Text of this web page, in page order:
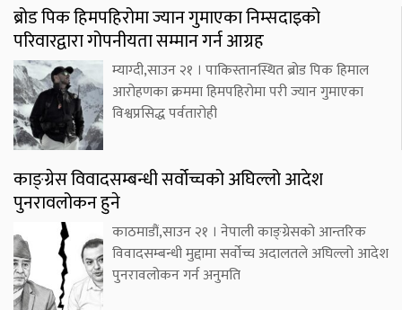
ब्रोड पिक हिमपहिरोमा ज्यान गुमाएका निम्सदाइको
परिवारद्वारा गोपनीयता सम्मान गर्न आग्रह
म्याग्दी,साउन २१ । पाकिस्तानस्थित ब्रोड पिक हिमाल
आरोहणका क्रममा हिमपहिरोमा परी ज्यान गुमाएका
विश्वप्रसिद्ध पर्वतारोही
काङ्ग्रेस विवादसम्बन्धी सर्वोच्चको अघिल्लो आदेश
पुनरावलोकन हुने
काठमाडौं,साउन २१ । नेपाली काङ्ग्रेसको आन्तरिक
विवादसम्बन्धी मुद्दामा सर्वोच्च अदालतले अघिल्लो आदेश
पुनरावलोकन गर्न अनुमति